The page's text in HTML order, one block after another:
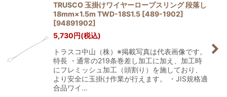
TRUSCO 玉掛けワイヤーロープスリング 段落し
18mm×1.5m TWD-18S1.5 [489-1902]
[94891902]
5,730円(税込)
トラスコ中山（株）※掲載写真は代表画像です。
特長 ・通常の219条巻差し加工に加え、加工時
にフレミッシュ加工（頭割り）を施しており、
より安全に玉掛け作業が行えます。 ・JIS規格適
合品ワイ…